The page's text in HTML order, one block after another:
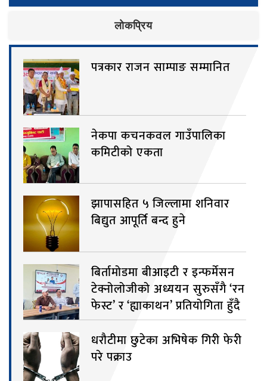
लाेकप्रिय
पत्रकार राजन साम्पाङ सम्मानित
नेकपा कचनकवल गाउँपालिका
कमिटीको एकता
झापासहित ५ जिल्लामा शनिवार
बिद्युत आपूर्ति बन्द हुने
बिर्तामोडमा बीआइटी र इन्फर्मेसन
टेक्नोलोजीको अध्ययन सुरुसँगै ‘रन
फेस्ट’ र ‘ह्याकाथन’ प्रतियोगिता हुँदै
धरौटीमा छुटेका अभिषेक गिरी फेरी
परे पक्राउ